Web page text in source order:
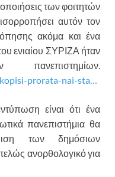
των φοιτητών
αυτόν τον
ακόμα και ένα
ενιαίου ΣΥΡΙΖΑ ήταν
prorata-nai-sta…
είναι ότι ένα
πανεπιστήμια θα
των δημόσιων
ανορθολογικό για